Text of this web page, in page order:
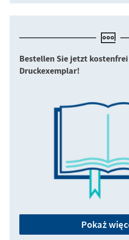
Bestellen Sie jetzt
Druckexemplar!
Pokaż